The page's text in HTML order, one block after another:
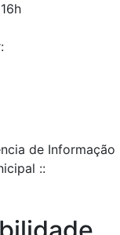
de Informação
::